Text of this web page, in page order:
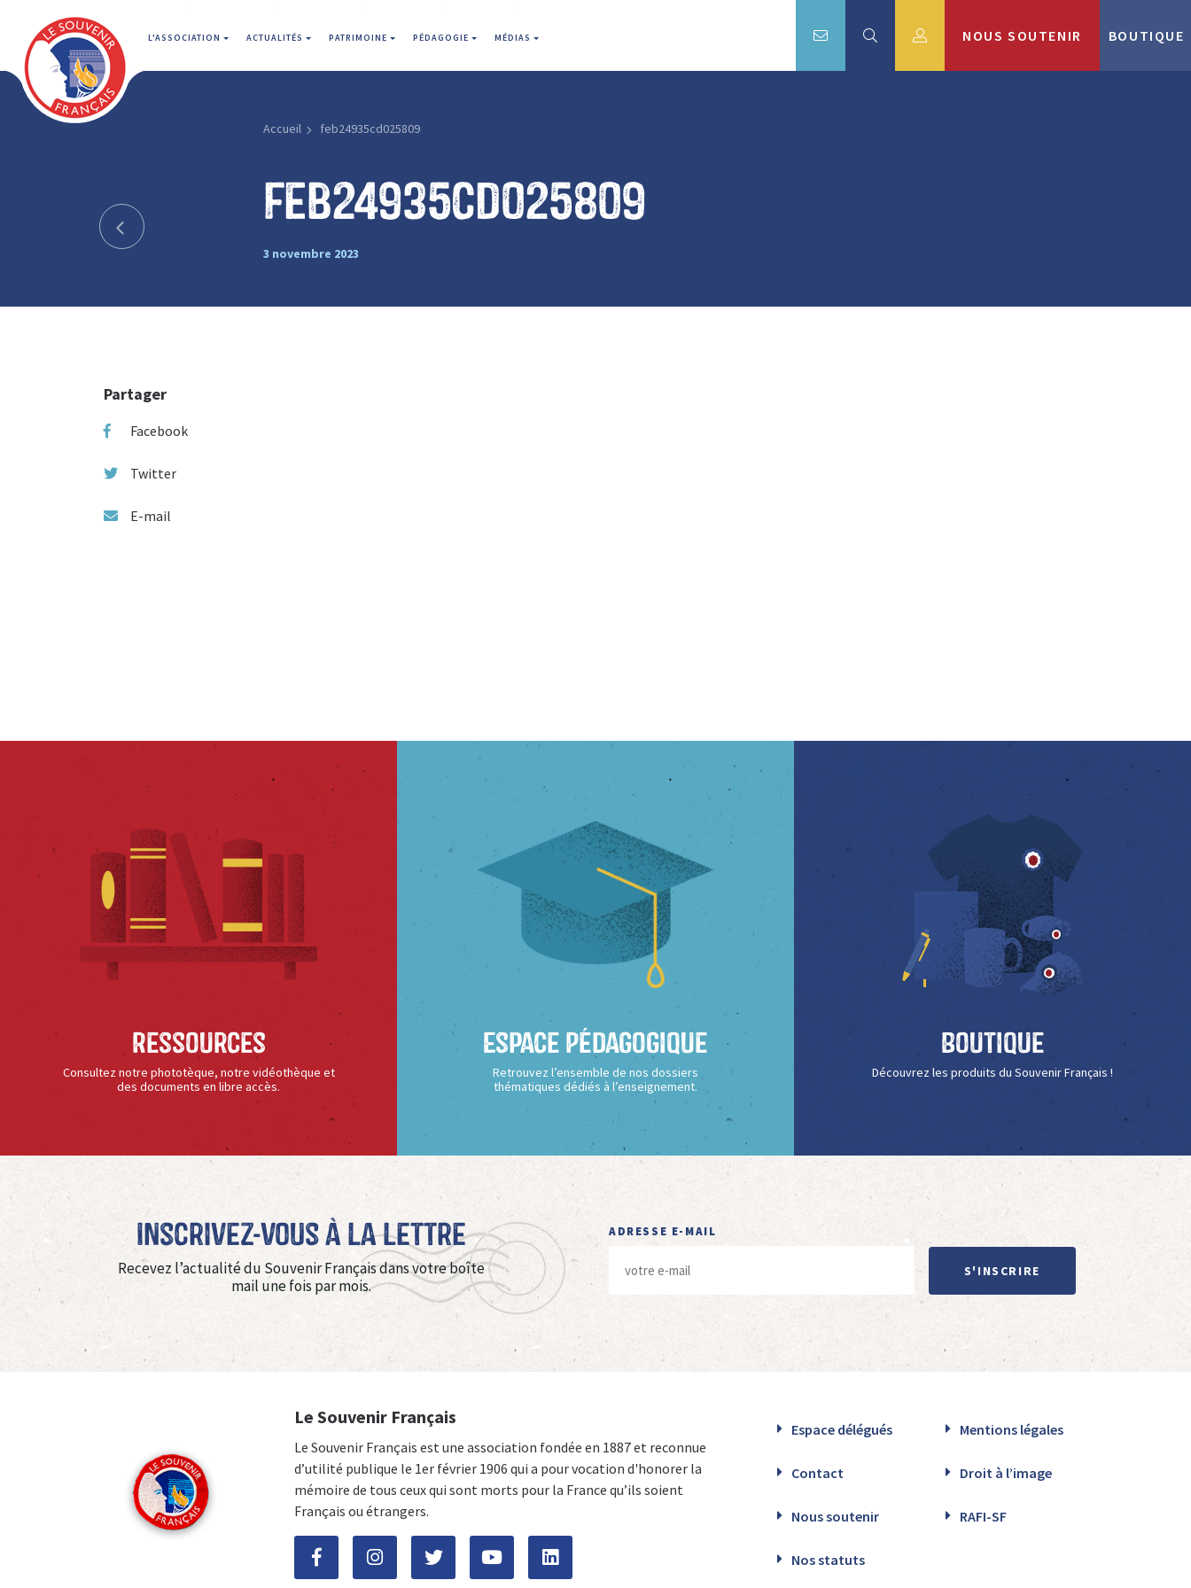
L'ASSOCIATION ACTUALITÉS PATRIMOINE PÉDAGOGIE MÉDIAS NOUS SOUTENIR BOUTIQUE
Accueil feb24935cd025809
feb24935cd025809
3 novembre 2023
Partager
Facebook
Twitter
E-mail
Ressources
Consultez notre phototèque, notre vidéothèque et
des documents en libre accès.
Espace Pédagogique
Retrouvez l’ensemble de nos dossiers
thématiques dédiés à l’enseignement.
Boutique
Découvrez les produits du Souvenir Français !
Inscrivez-vous à La Lettre
Recevez l’actualité du Souvenir Français dans votre boîte
mail une fois par mois.
ADRESSE E-MAIL
S'INSCRIRE
Le Souvenir Français
Le Souvenir Français est une association fondée en 1887 et reconnue
d’utilité publique le 1er février 1906 qui a pour vocation d'honorer la
mémoire de tous ceux qui sont morts pour la France qu’ils soient
Français ou étrangers.
Espace délégués Mentions légales
Contact Droit à l’image
Nous soutenir RAFI-SF
Nos statuts